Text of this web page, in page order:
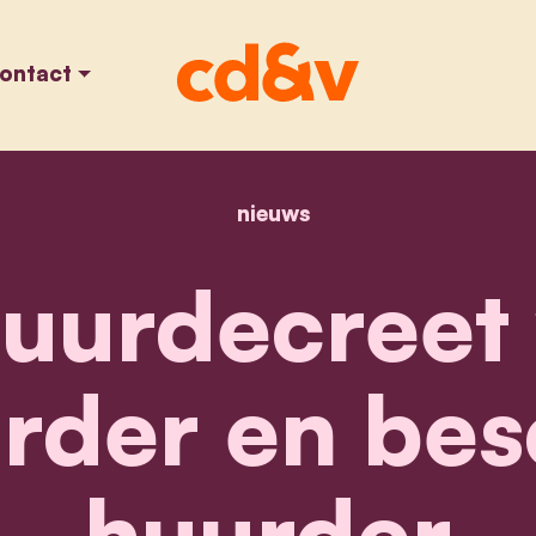
home
nieuwswoninghuurdecreet
en